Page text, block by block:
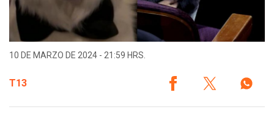
10 DE MARZO DE 2024 - 21:59 HRS.
T13